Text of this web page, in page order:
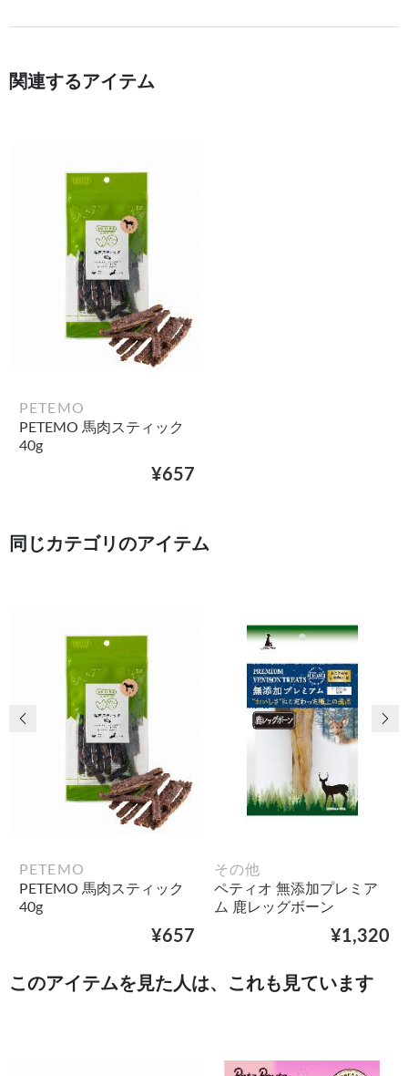
関連するアイテム
PETEMO
PETEMO 馬肉スティック
40g
¥657
同じカテゴリのアイテム
PETEMO
PETEMO 馬肉スティック
40g
¥657
その他
ペティオ 無添加プレミア
ム 鹿レッグボーン
¥1,320
前の画像 次
このアイテムを見た人は、これも見ています